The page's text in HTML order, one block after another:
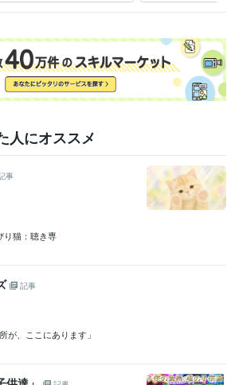
人にオススメ
事
り猫：聴き専
記事
が、ここにあります」